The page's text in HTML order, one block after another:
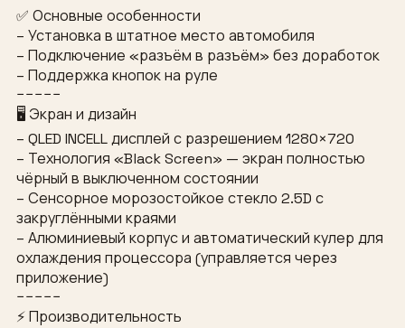
✅ Основные особенности
– Установка в штатное место автомобиля
– Подключение «разъём в разъём» без доработок
– Поддержка кнопок на руле
−−−−−
🖥 Экран и дизайн
– QLED INCELL дисплей с разрешением 1280×720
– Технология «Black Screen» — экран полностью
чёрный в выключенном состоянии
– Сенсорное морозостойкое стекло 2.5D с
закруглёнными краями
– Алюминиевый корпус и автоматический кулер для
охлаждения процессора (управляется через
приложение)
−−−−−
⚡ Производительность